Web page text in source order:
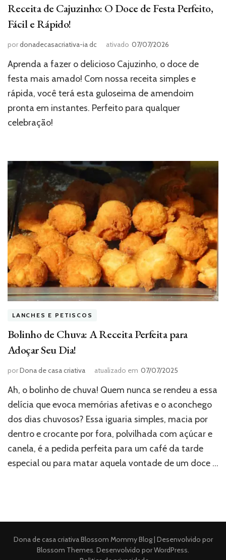
Receita de Cajuzinho: O Doce de Festa Perfeito,
Fácil e Rápido!
pordonadecasacriativa-ia dc ativado 07/07/2026
Aprenda a fazer o delicioso Cajuzinho, o doce de
festa mais amado! Com nossa receita simples e
rápida, você terá esta guloseima de amendoim
pronta em instantes. Perfeito para qualquer
celebração!
LANCHES E PETISCOS
Bolinho de Chuva: A Receita Perfeita para
Adoçar Seu Dia!
porDona de casa criativa atualizado em 07/07/2025
Ah, o bolinho de chuva! Quem nunca se rendeu a essa
delícia que evoca memórias afetivas e o aconchego
dos dias chuvosos? Essa iguaria simples, macia por
dentro e crocante por fora, polvilhada com açúcar e
canela, é a pedida perfeita para um café da tarde
especial ou para matar aquela vontade de um doce …
Dona de casa criativaBlossom Mommy Blog | Desenvolvido por
Blossom Themes. Desenvolvido porWordPress.